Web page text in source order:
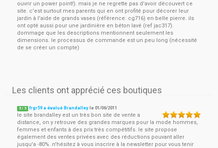
ouvrir un power point!). mais je ne regrette pas d'avoir découvert ce
site. c'est surtout mes parents qui en ont profité pour décorer leur
jardin à l'aide de grands vases (référence: cg716) en belle pierre. ils
ont opté aussi pour une jardinière en béton lavé (ref jac317).
dommage que les descriptions mentionnent seulement les
dimensions. le processus de commande est un peu long (nécessité
de se créer un compte)
Les clients ont apprécié ces boutiques
5 / 5 frgr59 a évalué Brandalley le01/06/2011
le site brandalley est un très bon site de vente a
distance, on y retrouve des grandes marques pour la mode hommes,
femmes et enfants à des prix très compétitifs. le site propose
également des ventes privées avec des réductions pouvant aller
jusqu'a -80%. n'hésitez à vous inscrire à la newsletter pour vous tenir